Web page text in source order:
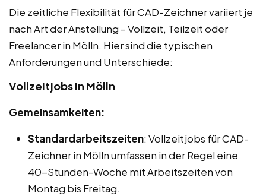
Die zeitliche Flexibilität für CAD-Zeichner variiert je
nach Art der Anstellung – Vollzeit, Teilzeit oder
Freelancer in Mölln. Hier sind die typischen
Anforderungen und Unterschiede:
Vollzeitjobs in Mölln
Gemeinsamkeiten:
Standardarbeitszeiten: Vollzeitjobs für CAD-
Zeichner in Mölln umfassen in der Regel eine
40-Stunden-Woche mit Arbeitszeiten von
Montag bis Freitag.